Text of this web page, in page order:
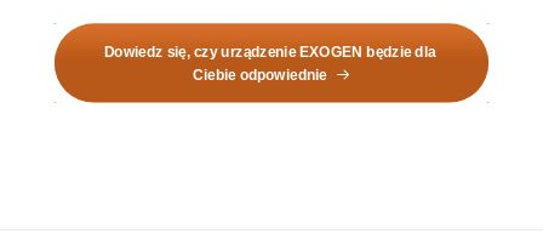
Dowiedz się, czy urządzenie EXOGEN będzie dla
Ciebie odpowiednie